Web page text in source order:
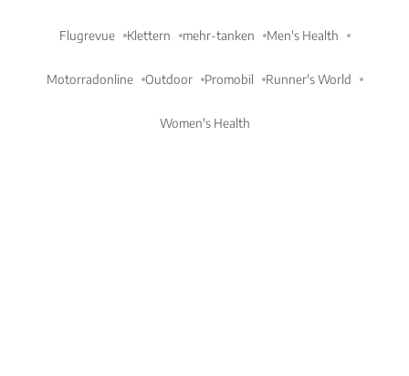
Flugrevue Klettern mehr-tanken Men's Health
Motorradonline Outdoor Promobil Runner's World
Women's Health